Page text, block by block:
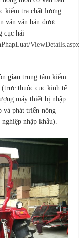
kiểm tra chất lượng
văn văn bản được
cục hải
giao trung tâm kiểm
thuộc cục kinh tế
máy thiết bị nhập
và phát triển nông
nhập khẩu).